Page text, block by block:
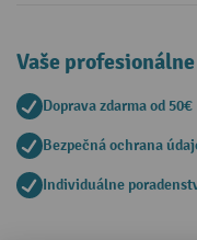
Vaše
Doprava zdarma od 50€
Bezpečná ochrana
Individuálne